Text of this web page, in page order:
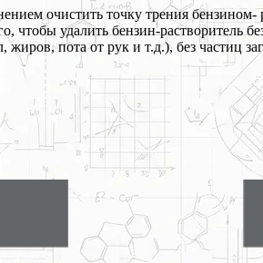
очистить точку трения бензином-
чтобы удалить бензин-растворитель
жиров, пота от рук и т.д.), без